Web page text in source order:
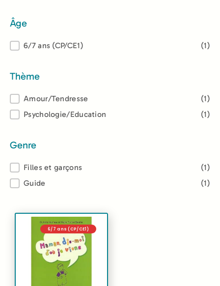
Âge
Âge6/7 ans (CP/CE1) (1)
Thème
Thème
Amour/Tendresse
(1)
Psychologie/Education
(1)
Genre
GenreFilles et garçons
(1)
Guide
(1)
6/7 ans (CP/CE1)